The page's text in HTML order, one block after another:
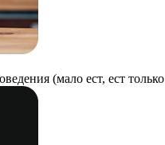
(мало ест, ест